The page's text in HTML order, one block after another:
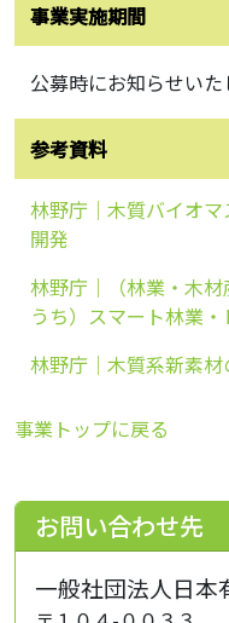
事業実施期間
公募時にお知らせいた
参考資料
林野庁｜木質バイオ
開発
林野庁｜（林業・⽊
うち）スマート林業
林野庁｜木質系新素
事業トップに戻る
お問い合わせ先
一般社団法人日本